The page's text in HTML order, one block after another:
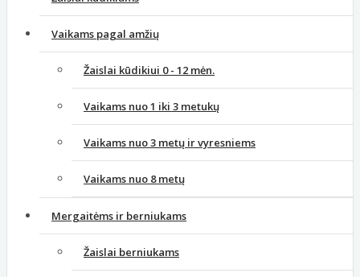
Vaikams pagal amžių
Žaislai kūdikiui 0 - 12 mėn.
Vaikams nuo 1 iki 3 metukų
Vaikams nuo 3 metų ir vyresniems
Vaikams nuo 8 metų
Mergaitėms ir berniukams
Žaislai berniukams